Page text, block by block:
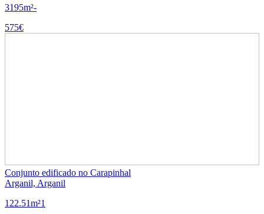
3195m²-
575€
Conjunto edificado no Carapinhal
Arganil, Arganil
122.51m²1